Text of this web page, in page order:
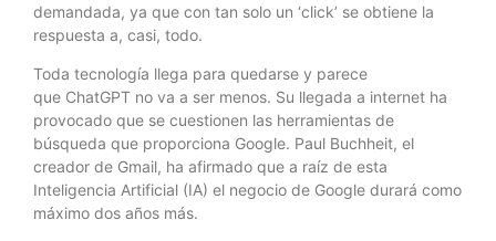
demandada, ya que con tan solo un ‘click’ se obtiene la
respuesta a, casi, todo.
Toda tecnología llega para quedarse y parece
que ChatGPT no va a ser menos. Su llegada a internet ha
provocado que se cuestionen las herramientas de
búsqueda que proporciona Google. Paul Buchheit, el
creador de Gmail, ha afirmado que a raíz de esta
Inteligencia Artificial (IA) el negocio de Google durará como
máximo dos años más.